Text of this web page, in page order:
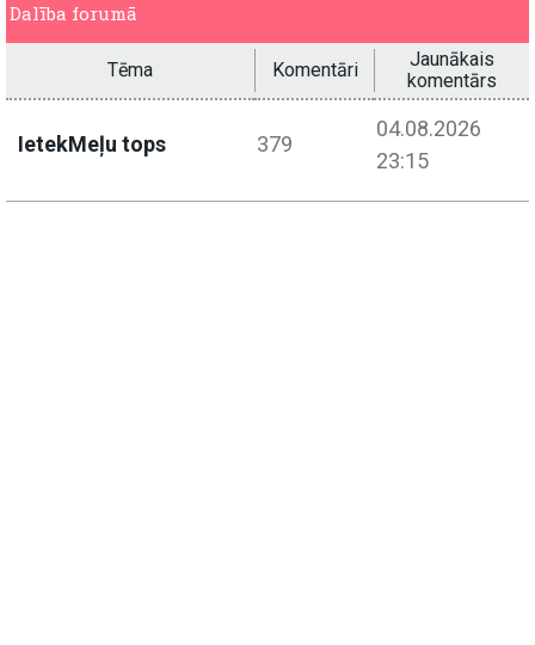
Dalība forumā
Tēma Komentāri
Jaunākais
komentārs
IetekMeļu tops 379
04.08.2026
23:15